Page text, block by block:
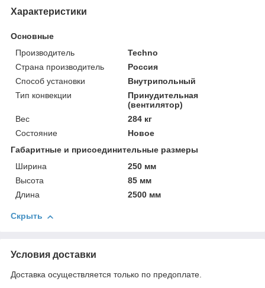
Характеристики
Основные
Производитель
Techno
Страна производитель
Россия
Способ установки
Внутрипольный
Тип конвекции
Принудительная
(вентилятор)
Вес
284 кг
Состояние
Новое
Габаритные и присоединительные размеры
Ширина
250 мм
Высота
85 мм
Длина
2500 мм
Скрыть
Условия доставки
Доставка осуществляется только по предоплате.